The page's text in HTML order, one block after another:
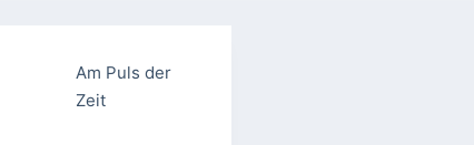
Am Puls der
Zeit